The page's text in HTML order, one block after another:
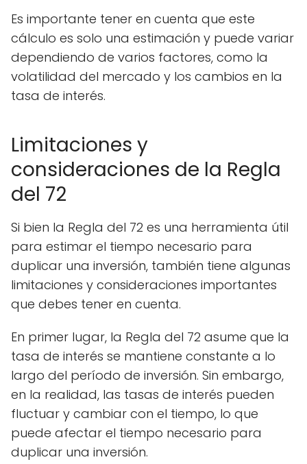
Es importante tener en cuenta que este
cálculo es solo una estimación y puede variar
dependiendo de varios factores, como la
volatilidad del mercado y los cambios en la
tasa de interés.
Limitaciones y
consideraciones de la Regla
del 72
Si bien la Regla del 72 es una herramienta útil
para estimar el tiempo necesario para
duplicar una inversión, también tiene algunas
limitaciones y consideraciones importantes
que debes tener en cuenta.
En primer lugar, la Regla del 72 asume que la
tasa de interés se mantiene constante a lo
largo del período de inversión. Sin embargo,
en la realidad, las tasas de interés pueden
fluctuar y cambiar con el tiempo, lo que
puede afectar el tiempo necesario para
duplicar una inversión.